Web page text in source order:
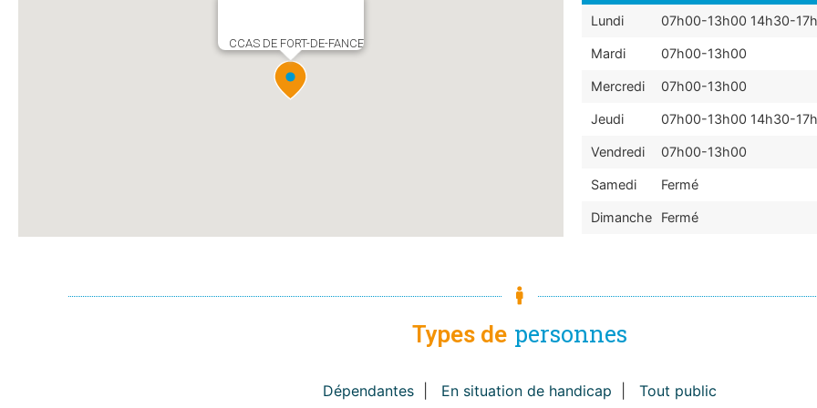
CCAS DE FORT-DE-FANCE
Lundi 07h00-13h00 14h30-
Mardi 07h00-13h00
Mercredi 07h00-13h00
Jeudi 07h00-13h00 14h30-
Vendredi 07h00-13h00
Samedi Fermé
Dimanche Fermé
Types de personnes
Dépendantes En situation de handicap Tout public